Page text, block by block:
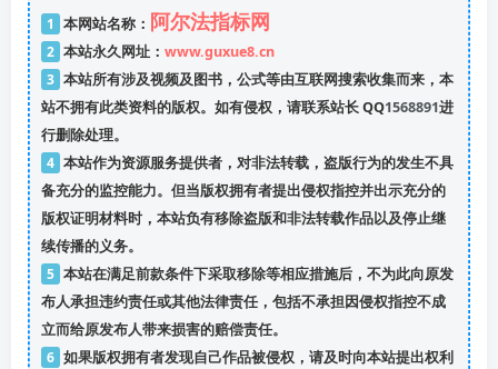
1 本网站名称： 阿尔法指标网
2 本站永久网址： www.guxue8.cn
3 本站所有涉及视频及图书，公式等由互联网搜索收集而来，本
站不拥有此类资料的版权。如有侵权，请联系站长 QQ1568891进
行删除处理。
4 本站作为资源服务提供者，对非法转载，盗版行为的发生不具
备充分的监控能力。但当版权拥有者提出侵权指控并出示充分的
版权证明材料时，本站负有移除盗版和非法转载作品以及停止继
续传播的义务。
5 本站在满足前款条件下采取移除等相应措施后，不为此向原发
布人承担违约责任或其他法律责任，包括不承担因侵权指控不成
立而给原发布人带来损害的赔偿责任。
6 如果版权拥有者发现自己作品被侵权，请及时向本站提出权利